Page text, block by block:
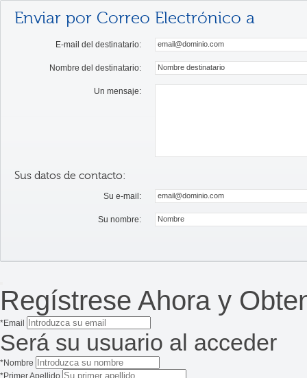
Enviar por Correo Electrónico a
E-mail del destinatario:
Nombre del destinatario:
Un mensaje:
Sus datos de contacto:
Su e-mail:
Su nombre:
Regístrese Ahora y
*Email
Será su usuario al acceder
*Nombre
*Primer Apellido